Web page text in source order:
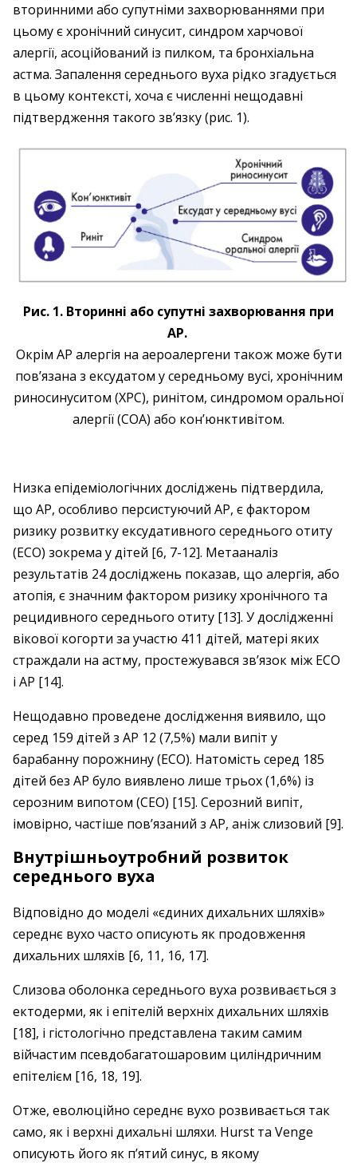
вторинними або супутніми захворюваннями при
цьому є хронічний синусит, синдром харчової
алергії, асоційований із пилком, та бронхіальна
астма. Запалення середнього вуха рідко згадується
в цьому контексті, хоча є численні нещодавні
підтвердження такого зв’язку (рис. 1).
Рис. 1. Вторинні або супутні захворювання при
АР.
Окрім АР алергія на аероалергени також може бути
пов’язана з ексудатом у середньому вусі, хронічним
риносинуситом (ХРС), ринітом, синдромом оральної
алергії (СОА) або кон’юнктивітом.
Низка епідеміологічних досліджень підтвердила,
що АР, особливо персистуючий АР, є фактором
ризику розвитку ексудативного середнього отиту
(ЕСО) зокрема у дітей [6, 7-12]. Метааналіз
результатів 24 досліджень показав, що алергія, або
атопія, є значним фактором ризику хронічного та
рецидивного середнього отиту [13]. У дослідженні
вікової когорти за участю 411 дітей, матері яких
страждали на астму, простежувався зв’язок між ЕСО
і АР [14].
Нещодавно проведене дослідження виявило, що
серед 159 дітей з АР 12 (7,5%) мали випіт у
барабанну порожнину (ЕСО). Натомість серед 185
дітей без АР було виявлено лише трьох (1,6%) із
серозним випотом (СЕО) [15]. Серозний випіт,
імовірно, частіше пов’язаний з АР, аніж слизовий [9].
Внутрішньоутробний розвиток
середнього вуха
Відповідно до моделі «єдиних дихальних шляхів»
середнє вухо часто описують як продовження
дихальних шляхів [6, 11, 16, 17].
Слизова оболонка середнього вуха розвивається з
ектодерми, як і епітелій верхніх дихальних шляхів
[18], і гістологічно представлена таким самим
війчастим псевдобагатошаровим циліндричним
епітелієм [16, 18, 19].
Отже, еволюційно середнє вухо розвивається так
само, як і верхні дихальні шляхи. Hurst та Vengе
описують його як п’ятий синус, в якому